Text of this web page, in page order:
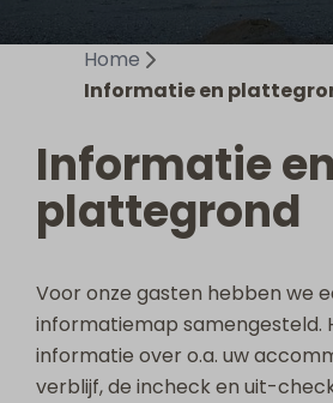
Home
Informatie en
Informatie en
plattegrond
Voor onze gasten hebben we
informatiemap samengesteld.
informatie over o.a. uw
verblijf, de incheck en uit-